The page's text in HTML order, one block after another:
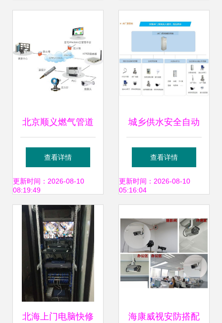
北京顺义燃气管道
监控调度系统方案
全网通路由器与
3G/4G双卡路由器
的创新应用与安全
服务
查看详情
更新时间：2026-08-10
08:19:49
城乡供水安全自动
化监控改造与现代
化管理解决方案 构
务新生态
查看详情
更新时间：2026-08-10
05:16:04
北海上门电脑快修 海康威视安防搭配